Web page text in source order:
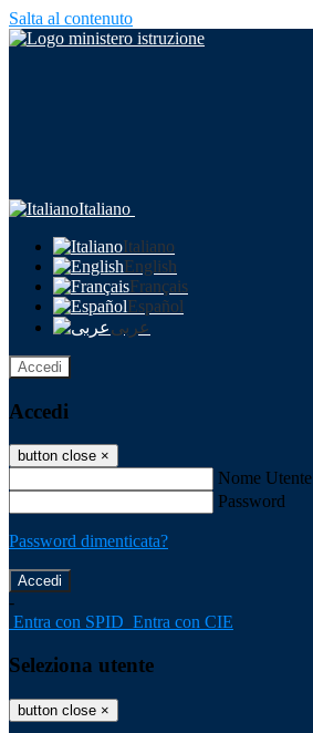
Salta al contenuto
Italiano
Italiano
English
Français
Español
عربى
Accedi
Accedi
button close ×
Nome Utente
Password
Password dimenticata?
-
Entra con SPID Entra con CIE
Seleziona utente
button close ×